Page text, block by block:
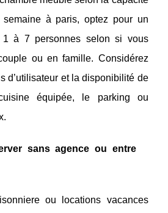
semaine à paris, optez pour un
1 à 7 personnes selon si vous
ou en famille. Considérez
d’utilisateur et la disponibilité de
équipée, le parking ou
sans agence ou entre
ou locations vacances